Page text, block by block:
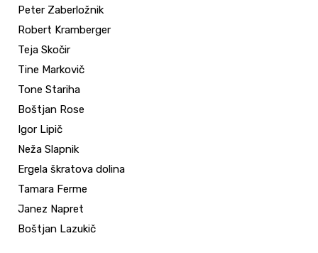
Peter Zaberložnik
Robert Kramberger
Teja Skočir
Tine Markovič
Tone Stariha
Boštjan Rose
Igor Lipič
Neža Slapnik
Ergela škratova dolina
Tamara Ferme
Janez Napret
Boštjan Lazukič